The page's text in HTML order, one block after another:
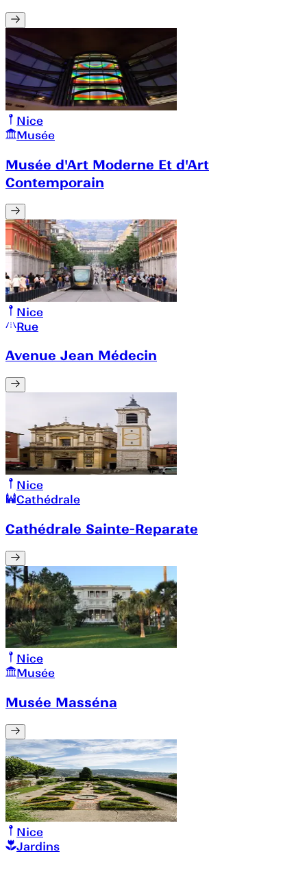
Nice
Musée
Musée d'Art Moderne Et d'Art
Contemporain
Nice
Rue
Avenue Jean Médecin
Nice
Cathédrale
Cathédrale Sainte-Reparate
Nice
Musée
Musée Masséna
Nice
Jardins